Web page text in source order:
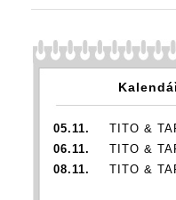
05.11.
TITO &
06.11.
TITO &
08.11.
TITO &